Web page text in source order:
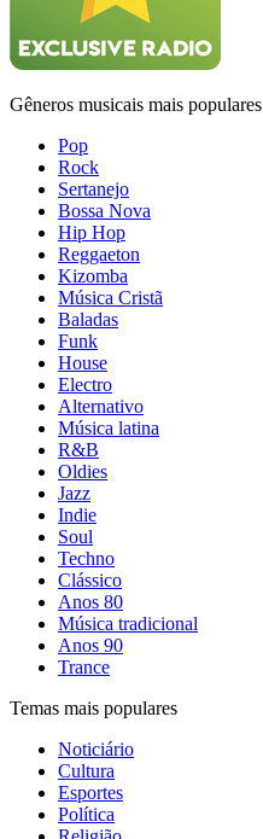
Gêneros musicais mais populares
Pop
Rock
Sertanejo
Bossa Nova
Hip Hop
Reggaeton
Kizomba
Música Cristã
Baladas
Funk
House
Electro
Alternativo
Música latina
R&B
Oldies
Jazz
Indie
Soul
Techno
Clássico
Anos 80
Música tradicional
Anos 90
Trance
Temas mais populares
Noticiário
Cultura
Esportes
Política